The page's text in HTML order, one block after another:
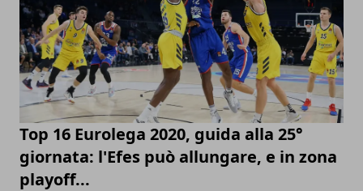
Top 16 Eurolega 2020, guida alla 25°
giornata: l'Efes può allungare, e in zona
playoff...